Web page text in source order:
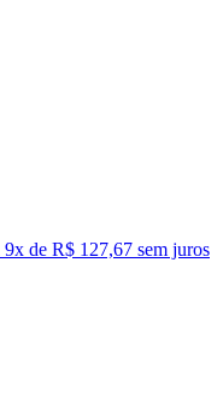
9x de R$ 127,67 sem juros